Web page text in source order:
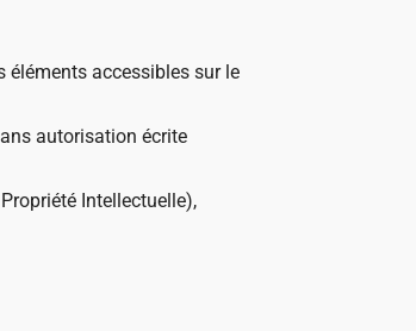
éléments accessibles sur le
autorisation écrite
Intellectuelle),